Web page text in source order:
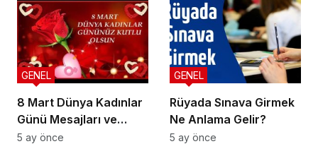
8 Mart Dünya Kadınlar
Günü Mesajları ve
Sözleri
GENEL
5 ay önce
Rüyada Sınava Girmek
Ne Anlama Gelir?
GENEL
5 ay önce